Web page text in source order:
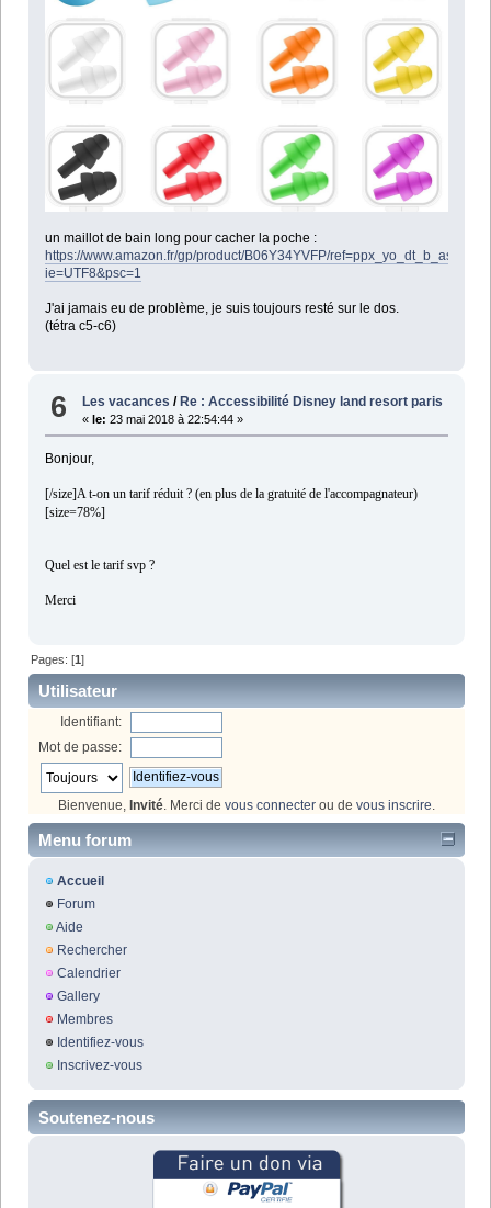
un maillot de bain long pour cacher la poche :
https://www.amazon.fr/gp/product/B06Y34YVFP/
ie=UTF8&psc=1
J'ai jamais eu de problème, je suis toujours resté sur le dos.
(tétra c5-c6)
6 Les vacances / Re : Accessibilité Disney land resort paris
«le: 23 mai 2018 à 22:54:44 »
Bonjour,
[/size]A t-on un tarif réduit ? (en plus de la gratuité de l'accompagnateur)
[size=78%]
Quel est le tarif svp ?
Merci
Pages: [1]
Utilisateur
Identifiant:
Mot de passe:
Bienvenue, Invité . Merci de vous connecter ou de vous inscrire
Menu forum
Accueil
Forum
Aide
Rechercher
Calendrier
Gallery
Membres
Identifiez-vous
Inscrivez-vous
Soutenez-nous